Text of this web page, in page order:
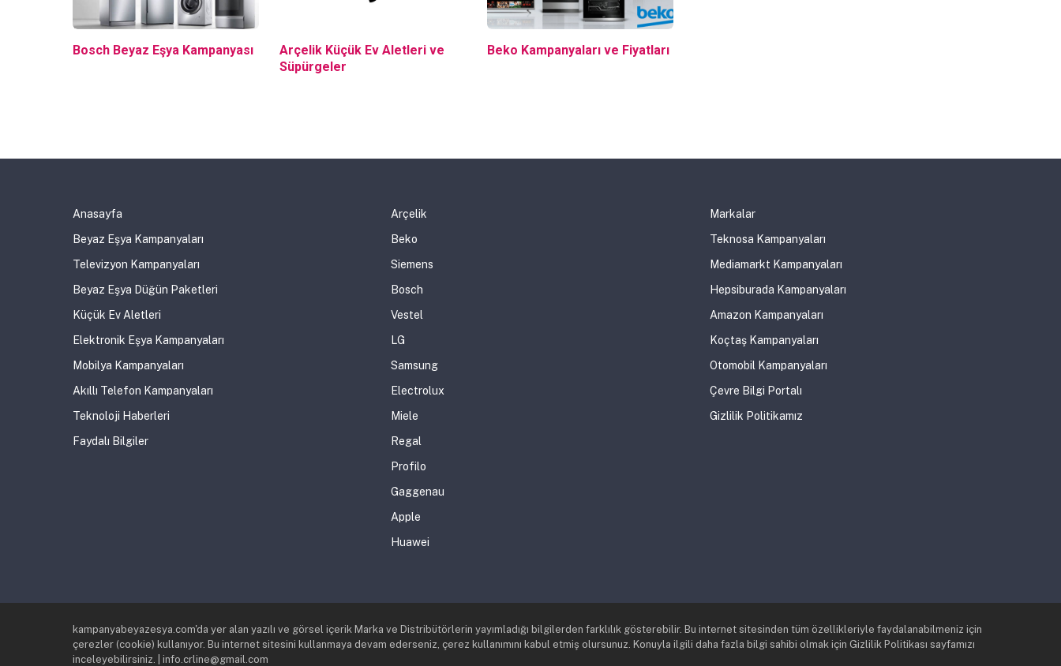
Bosch Beyaz Eşya Kampanyası
Arçelik Küçük Ev Aletleri ve
Süpürgeler
Beko Kampanyaları ve Fiyatları
Anasayfa
Beyaz Eşya Kampanyaları
Televizyon Kampanyaları
Beyaz Eşya Düğün Paketleri
Küçük Ev Aletleri
Elektronik Eşya Kampanyaları
Mobilya Kampanyaları
Akıllı Telefon Kampanyaları
Teknoloji Haberleri
Faydalı Bilgiler
Arçelik
Beko
Siemens
Bosch
Vestel
LG
Samsung
Electrolux
Miele
Regal
Profilo
Gaggenau
Apple
Huawei
Markalar
Teknosa Kampanyaları
Mediamarkt Kampanyaları
Hepsiburada Kampanyaları
Amazon Kampanyaları
Koçtaş Kampanyaları
Otomobil Kampanyaları
Çevre Bilgi Portalı
Gizlilik Politikamız
kampanyabeyazesya.com'da yer alan yazılı ve görsel içerik Marka ve Distribütörlerin yayımladığı bilgilerden farklılık gösterebilir. Bu internet sitesinden tüm özellikleriyle faydalanabilmeniz için
çerezler (cookie) kullanıyor. Bu internet sitesini kullanmaya devam ederseniz, çerez kullanımını kabul etmiş olursunuz. Konuyla ilgili daha fazla bilgi sahibi olmak için Gizlilik Politikası sayfamızı
inceleyebilirsiniz. | info.crline@gmail.com